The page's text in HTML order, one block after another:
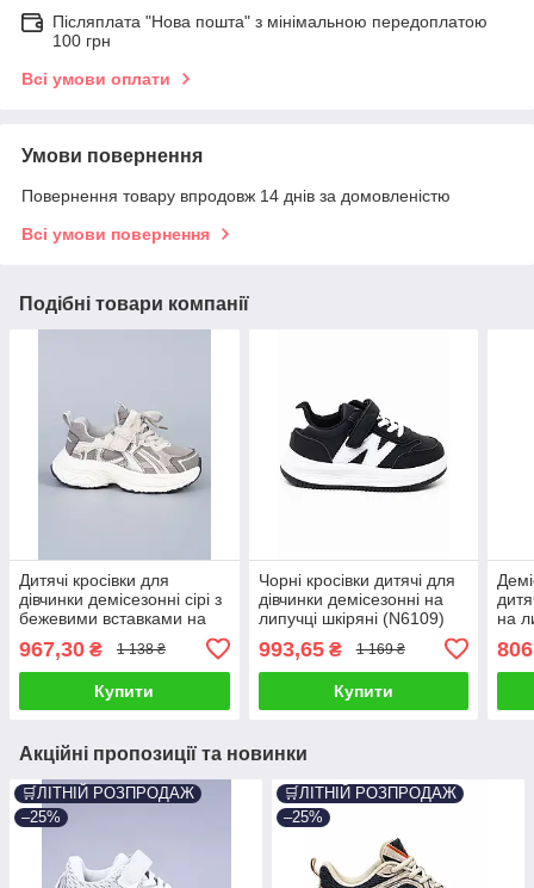
Післяплата "Нова пошта" з мінімальною передоплатою
100 грн
Всі умови оплати
Умови повернення
Повернення товару впродовж 14 днів за домовленістю
Всі умови повернення
Подібні товари компанії
Дитячі кросівки для
дівчинки демісезонні сірі з
бежевими вставками на
масивній підошві (BY5250-
2В)
967,30 ₴ 1 138 ₴
Купити
Чорні кросівки дитячі для
дівчинки демісезонні на
липучці шкіряні (N6109)
993,65₴ 1 169 ₴
Купити
на
Акційні пропозиції та новинки
🛒ЛІТНІЙ РОЗПРОДАЖ
–25%
🛒ЛІТНІЙ РОЗПРОДАЖ
–25%